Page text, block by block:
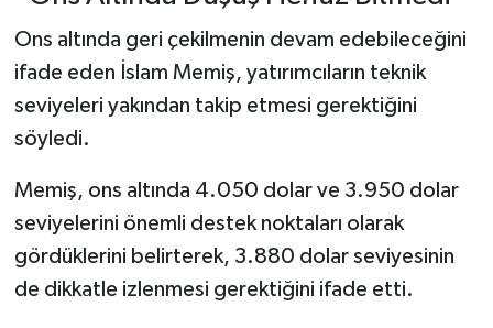
Ons altında geri çekilmenin devam edebileceğini
ifade eden İslam Memiş, yatırımcıların teknik
seviyeleri yakından takip etmesi gerektiğini
söyledi.
Memiş, ons altında 4.050 dolar ve 3.950 dolar
seviyelerini önemli destek noktaları olarak
gördüklerini belirterek, 3.880 dolar seviyesinin
de dikkatle izlenmesi gerektiğini ifade etti.